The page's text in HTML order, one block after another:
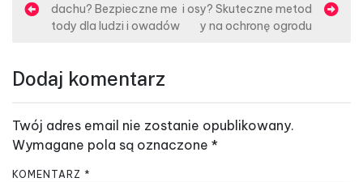
a
g
a
c
j
dachu? Bezpieczne me
tody dla ludzi i owadów
i osy? Skuteczne metod
y na ochronę ogrodu
Dodaj komentarz
Twój adres email nie zostanie opublikowany.
Wymagane pola są oznaczone *
KOMENTARZ *